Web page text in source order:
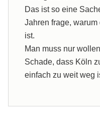
Das ist so eine
Jahren frage,
ist.
Man muss nur
Schade, dass Köln
einfach zu weit weg